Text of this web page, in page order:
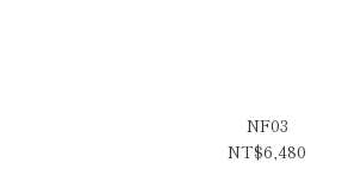
NF03
NT$6,480